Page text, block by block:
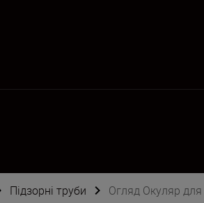
Підзорні труби Огляд Окуляр для